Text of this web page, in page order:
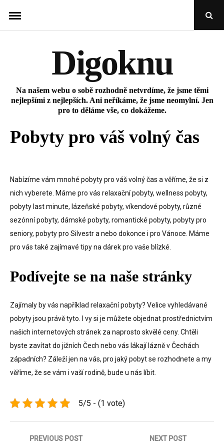
content
Open
Digoknu
Na našem webu o sobě rozhodně netvrdíme, že jsme těmi
nejlepšími z nejlepších. Ani neříkáme, že jsme neomylní. Jen
pro to děláme vše, co dokážeme.
Pobyty pro váš volný čas
Nabízíme vám mnohé pobyty pro váš volný čas a věříme, že si z
nich vyberete. Máme pro vás relaxační pobyty, wellness pobyty,
pobyty last minute, lázeňské pobyty, víkendové pobyty, různé
sezónní pobyty, dámské pobyty, romantické pobyty, pobyty pro
seniory, pobyty pro Silvestr a nebo dokonce i pro Vánoce. Máme
pro vás také zajímavé tipy na dárek pro vaše blízké.
Podívejte se na naše stránky
Zajímaly by vás například relaxační pobyty? Velice vyhledávané
pobyty jsou právě tyto. I vy si je můžete objednat prostřednictvím
našich internetových stránek za naprosto skvělé ceny. Chtěli
byste zavítat do jižních Čech nebo vás lákají lázně v Čechách
západních? Záleží jen na vás, pro jaký pobyt se rozhodnete a my
věříme, že se vám i vaší rodině, bude u nás líbit.
5/5 - (1 vote)
Navigace
PREVIOUS POST NEXT POST